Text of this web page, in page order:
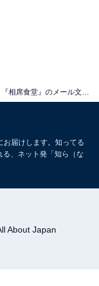
アレン、『相席食堂』のメール文面に怒りあらわ「二度とオファーしてこないで下さぃませ」
お届けします。知ってる
、ネット発「知ら（な
About Japan